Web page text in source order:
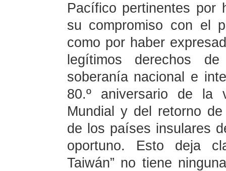
Pacífico pertinentes por
su compromiso con el
como por haber
legítimos derechos
soberanía nacional e
80.º aniversario de la
Mundial y del retorno
de los países insulares
oportuno. Esto deja
Taiwán” no tiene